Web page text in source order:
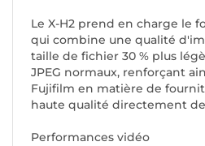
Le X-H2 prend en charge le
qui combine une qualité
taille de fichier 30 % plus
JPEG normaux, renforçant
Fujifilm en matière de
haute qualité directement
Performances vidéo